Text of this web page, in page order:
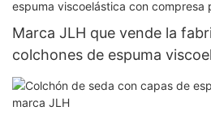
Marca JLH que vende la
colchones de espuma
compresa para dormir real